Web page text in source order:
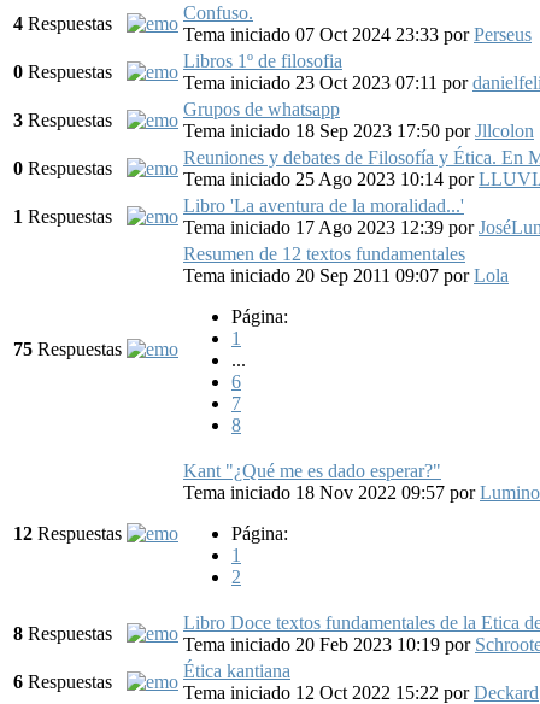
4 Respuestas
Confuso.
Tema iniciado 07 Oct 2024 23:33 porPerseus
0 Respuestas
Libros 1º de filosofia
Tema iniciado 23 Oct 2023 07:11 por
3 Respuestas
Grupos de whatsapp
Tema iniciado 18 Sep 2023 17:50 porJllcolon
0 Respuestas
Reuniones y debates de Filosofía y Ética. En
Tema iniciado 25 Ago 2023 10:14 por
1 Respuestas
Libro 'La aventura de la moralidad...'
Tema iniciado 17 Ago 2023 12:39 por
75 Respuestas
Resumen de 12 textos fundamentales
Tema iniciado 20 Sep 2011 09:07 porLola
Página:
1
...
6
7
8
12 Respuestas
Kant "¿Qué me es dado esperar?"
Tema iniciado 18 Nov 2022 09:57 por
Página:
1
2
8 Respuestas
Libro Doce textos fundamentales de la Etica
Tema iniciado 20 Feb 2023 10:19 por
6 Respuestas
Ética kantiana
Tema iniciado 12 Oct 2022 15:22 porDeckard